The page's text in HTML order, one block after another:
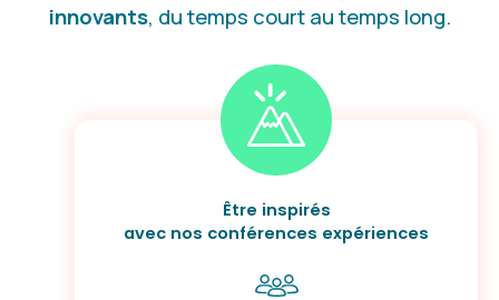
innovants, du temps court au temps long.
Être inspirés
avec nos conférences expériences